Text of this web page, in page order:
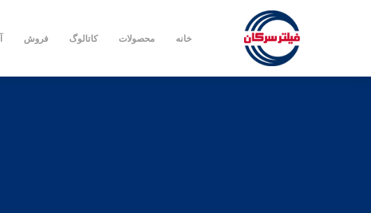
خانه محصولات کاتالوگ فروش